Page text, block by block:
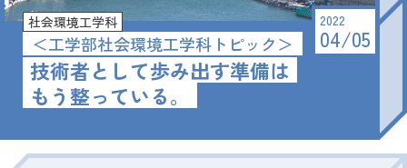
2026.8.8(SAT)-9(SUN)
社会環境工学科
＜工学部社会環境工学科トピック＞
2022
04/05
技術者として歩み出す準備は
もう整っている。